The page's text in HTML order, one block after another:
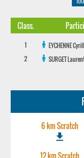
Class.
1 EYCHENNE
2
SURGET
6 km Scratch
file_download
12 km Scratch